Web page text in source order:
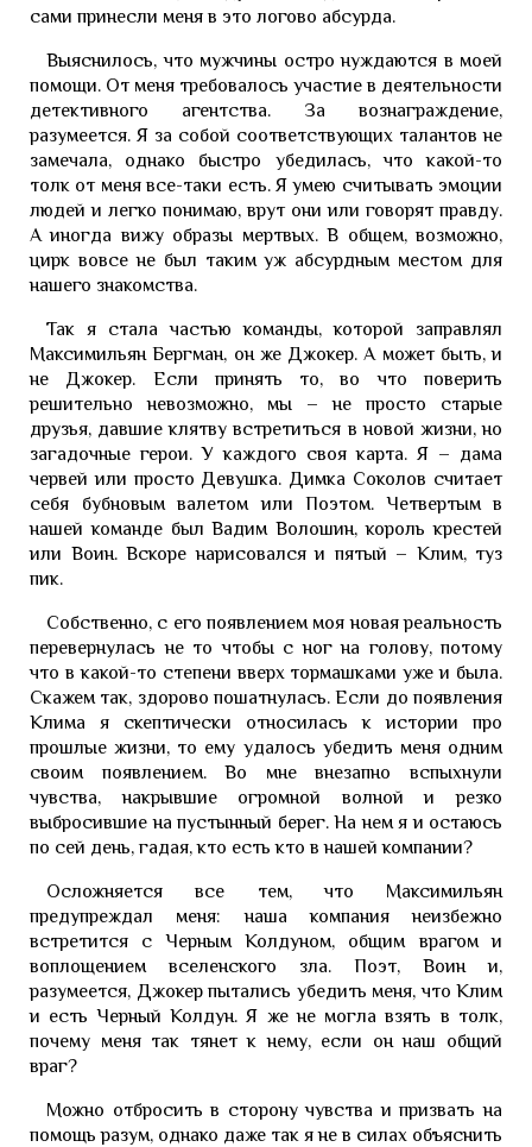
сами принесли меня в это логово абсурда.
Выяснилось, что мужчины остро нуждаются в моей
помощи. От меня требовалось участие в деятельности
детективного агентства. За вознаграждение,
разумеется. Я за собой соответствующих талантов не
замечала, однако быстро убедилась, что какой-то
толк от меня все-таки есть. Я умею считывать эмоции
людей и легко понимаю, врут они или говорят правду.
А иногда вижу образы мертвых. В общем, возможно,
цирк вовсе не был таким уж абсурдным местом для
нашего знакомства.
Так я стала частью команды, которой заправлял
Максимильян Бергман, он же Джокер. А может быть, и
не Джокер. Если принять то, во что поверить
решительно невозможно, мы – не просто старые
друзья, давшие клятву встретиться в новой жизни, но
загадочные герои. У каждого своя карта. Я – дама
червей или просто Девушка. Димка Соколов считает
себя бубновым валетом или Поэтом. Четвертым в
нашей команде был Вадим Волошин, король крестей
или Воин. Вскоре нарисовался и пятый – Клим, туз
пик.
Собственно, с его появлением моя новая реальность
перевернулась не то чтобы с ног на голову, потому
что в какой-то степени вверх тормашками уже и была.
Скажем так, здорово пошатнулась. Если до появления
Клима я скептически относилась к истории про
прошлые жизни, то ему удалось убедить меня одним
своим появлением. Во мне внезапно вспыхнули
чувства, накрывшие огромной волной и резко
выбросившие на пустынный берег. На нем я и остаюсь
по сей день, гадая, кто есть кто в нашей компании?
Осложняется все тем, что Максимильян
предупреждал меня: наша компания неизбежно
встретится с Черным Колдуном, общим врагом и
воплощением вселенского зла. Поэт, Воин и,
разумеется, Джокер пытались убедить меня, что Клим
и есть Черный Колдун. Я же не могла взять в толк,
почему меня так тянет к нему, если он наш общий
враг?
Можно отбросить в сторону чувства и призвать на
помощь разум, однако даже так я не в силах объяснить